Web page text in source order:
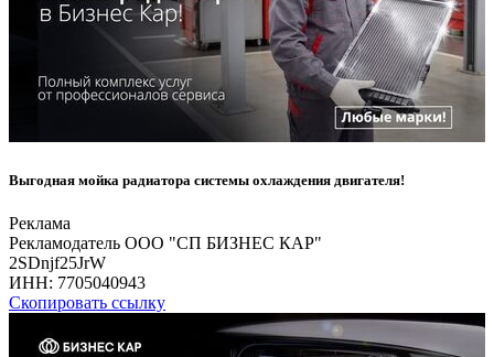
Выгодная мойка радиатора системы охлаждения двигателя!
Реклама
Рекламодатель ООО "СП БИЗНЕС КАР"
2SDnjf25JrW
ИНН: 7705040943
Скопировать ссылку